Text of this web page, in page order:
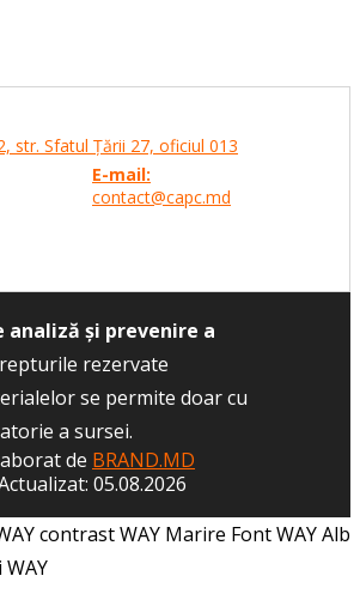
str. Sfatul Ţării 27, oficiul 013
E-mail:
contact@capc.md
analiză și prevenire a
rezervate
se permite doar cu
a sursei.
de BRAND.MD
05.08.2026
contrast WAY Marire Font WAYAlb